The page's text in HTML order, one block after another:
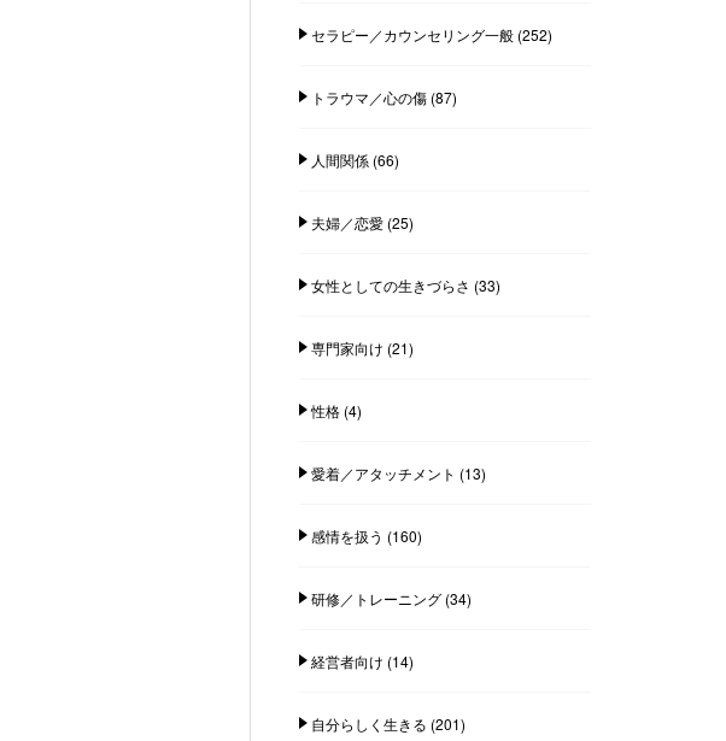
セラピー／カウンセリング一般(252)
トラウマ／心の傷(87)
人間関係(66)
夫婦／恋愛(25)
女性としての生きづらさ (33)
専門家向け (21)
性格(4)
愛着／アタッチメント (13)
感情を扱う (160)
研修／トレーニング(34)
経営者向け (14)
自分らしく生きる (201)